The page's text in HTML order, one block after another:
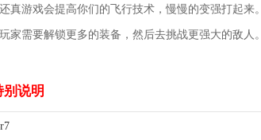
真游戏会提高你们的飞行技术，慢慢的变强打起来。
家需要解锁更多的装备，然后去挑战更强大的敌人。
别说明